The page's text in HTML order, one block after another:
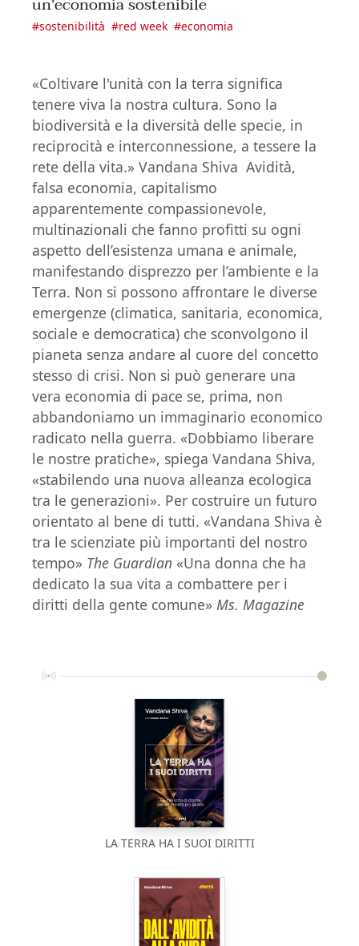
#sostenibilità #red week #economia
«Coltivare l'unità con la terra significa
tenere viva la nostra cultura. Sono la
biodiversità e la diversità delle specie, in
reciprocità e interconnessione, a tessere la
rete della vita.» Vandana Shiva Avidità,
falsa economia, capitalismo
apparentemente compassionevole,
multinazionali che fanno profitti su ogni
aspetto dell’esistenza umana e animale,
manifestando disprezzo per l’ambiente e la
Terra. Non si possono affrontare le diverse
emergenze (climatica, sanitaria, economica,
sociale e democratica) che sconvolgono il
pianeta senza andare al cuore del concetto
stesso di crisi. Non si può generare una
vera economia di pace se, prima, non
abbandoniamo un immaginario economico
radicato nella guerra. «Dobbiamo liberare
le nostre pratiche», spiega Vandana Shiva,
«stabilendo una nuova alleanza ecologica
tra le generazioni». Per costruire un futuro
orientato al bene di tutti. «Vandana Shiva è
tra le scienziate più importanti del nostro
tempo» The Guardian «Una donna che ha
dedicato la sua vita a combattere per i
diritti della gente comune» Ms. Magazine
LA TERRA HA I SUOI DIRITTI